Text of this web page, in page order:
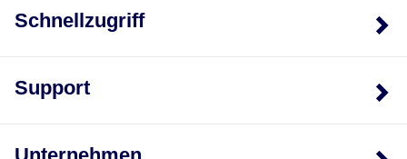
Schnellzugriff
Support